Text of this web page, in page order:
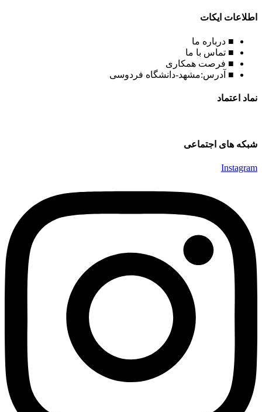
اطلاعات ایکات
■ درباره ما
■ تماس با ما
■ فرصت همکاری
■ آدرس:مشهد-دانشگاه فردوسی
نماد اعتماد
شبکه های اجتماعی
Instagram